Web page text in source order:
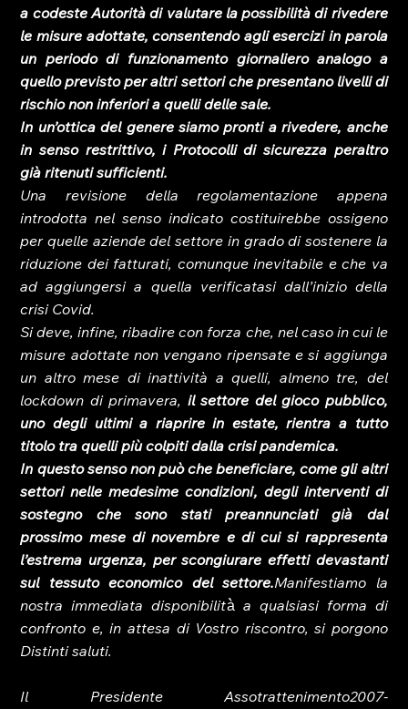
a codeste Autorità di valutare la possibilità di rivedere
le misure adottate, consentendo agli esercizi in parola
un periodo di funzionamento giornaliero analogo a
quello previsto per altri settori che presentano livelli di
rischio non inferiori a quelli delle sale.
In un’ottica del genere siamo pronti a rivedere, anche
in senso restrittivo, i Protocolli di sicurezza peraltro
già ritenuti sufficienti.
Una revisione della regolamentazione appena
introdotta nel senso indicato costituirebbe ossigeno
per quelle aziende del settore in grado di sostenere la
riduzione dei fatturati, comunque inevitabile e che va
ad aggiungersi a quella verificatasi dall’inizio della
crisi Covid.
Si deve, infine, ribadire con forza che, nel caso in cui le
misure adottate non vengano ripensate e si aggiunga
un altro mese di inattività a quelli, almeno tre, del
lockdown di primavera, il settore del gioco pubblico,
uno degli ultimi a riaprire in estate, rientra a tutto
titolo tra quelli più colpiti dalla crisi pandemica.
In questo senso non può che beneficiare, come gli altri
settori nelle medesime condizioni, degli interventi di
sostegno che sono stati preannunciati già dal
prossimo mese di novembre e di cui si rappresenta
l’estrema urgenza, per scongiurare effetti devastanti
sul tessuto economico del settore.Manifestiamo la
nostra immediata disponibilità̀ a qualsiasi forma di
confronto e, in attesa di Vostro riscontro, si porgono
Distinti saluti.
Il Presidente Assotrattenimento2007-